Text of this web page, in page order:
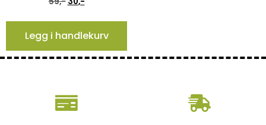
Legg i handlekurv